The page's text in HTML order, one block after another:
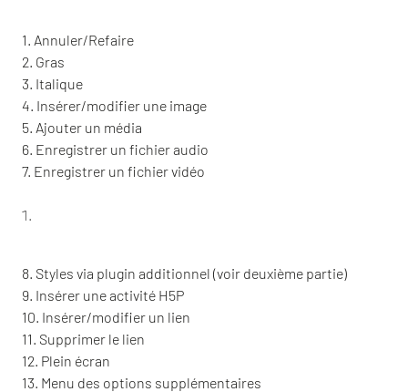
1. Annuler/Refaire
2. Gras
3. Italique
4. Insérer/modifier une image
5. Ajouter un média
6. Enregistrer un fichier audio
7. Enregistrer un fichier vidéo
8. Styles via plugin additionnel (voir deuxième partie)
9. Insérer une activité H5P
10. Insérer/modifier un lien
11. Supprimer le lien
12. Plein écran
13. Menu des options supplémentaires